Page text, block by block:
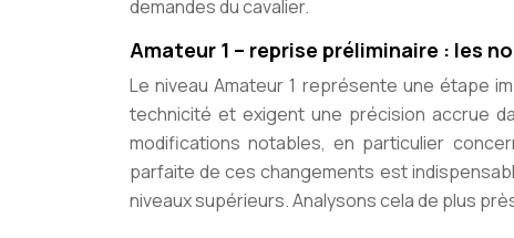
demandes du cavalier.
Amateur 1 – reprise préliminaire : les
Le niveau Amateur 1 représente une étape
technicité et exigent une précision accrue
modifications notables, en particulier
parfaite de ces changements est
niveaux supérieurs. Analysons cela de plus